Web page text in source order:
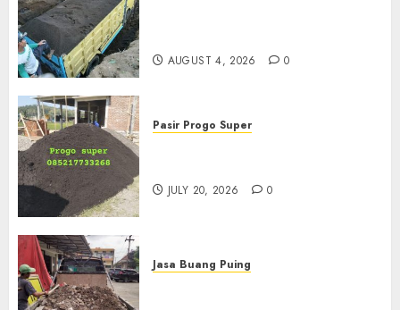
AUGUST 4, 2026 0
Pasir Progo Super
JULY 20, 2026 0
Jasa Buang Puing